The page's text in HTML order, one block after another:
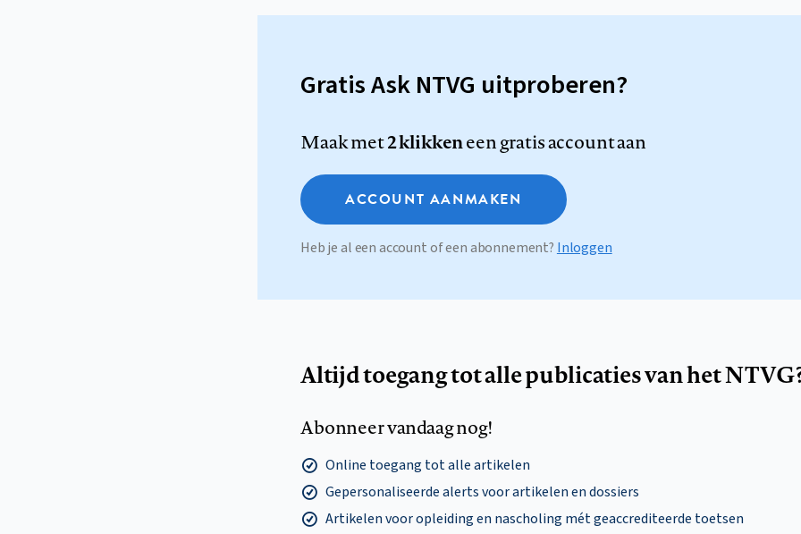
Gratis Ask NTVG uitproberen?
Maak met2 klikkeneen gratis account aan
ACCOUNT AANMAKEN
Heb je al een account of een abonnement? Inloggen
Altijd toegang tot alle publicaties van het
Abonneer vandaag nog!
Online toegang tot alle artikelen
Gepersonaliseerde alerts voor artikelen en dossiers
Artikelen voor opleiding en nascholing mét geaccrediteerde toetsen